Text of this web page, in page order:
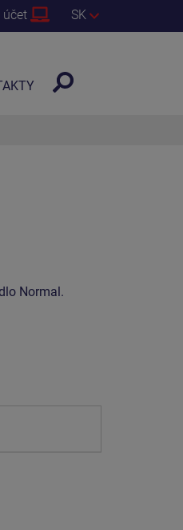
účet SK
Normal.